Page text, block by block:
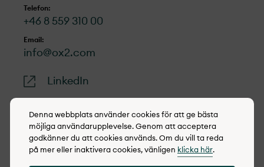
Telefon:
+46 8 559 310 00
Email:
info@ox2.com
LinkedIn
© 2022-2026 OX2
Denna webbplats använder cookies för att ge bästa
möjliga användarupplevelse. Genom att acceptera
godkänner du att cookies används. Om du vill ta reda
på mer eller inaktivera cookies, vänligen klicka här.